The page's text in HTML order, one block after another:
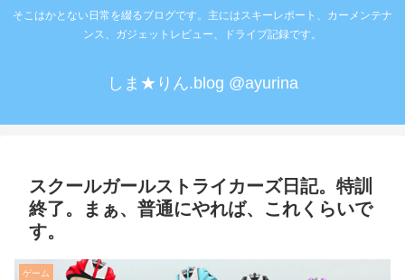
そこはかとない日常を綴るブログです。主にはスキーレポート、カーメンテナ
ンス、ガジェットレビュー、ドライブ記録です。
しま★りん.blog @ayurina
スクールガールストライカーズ日記。特訓
終了。まぁ、普通にやれば、これくらいで
す。
ゲーム